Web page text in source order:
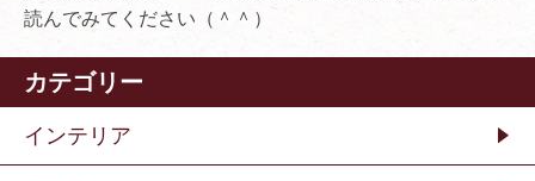
読んでみてください（＾＾）
カテゴリー
インテリア